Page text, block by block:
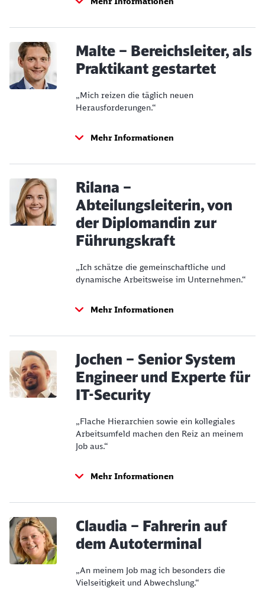
Malte – Bereichsleiter, als
Praktikant gestartet
„Mich reizen die täglich neuen
Herausforderungen.“
Mehr Informationen
Rilana –
Abteilungsleiterin, von
der Diplomandin zur
Führungskraft
„Ich schätze die gemeinschaftliche und
dynamische Arbeitsweise im Unternehmen.“
Mehr Informationen
Jochen – Senior System
Engineer und Experte für
IT-Security
„Flache Hierarchien sowie ein kollegiales
Arbeitsumfeld machen den Reiz an meinem
Job aus.“
Mehr Informationen
Claudia – Fahrerin auf
dem Autoterminal
„An meinem Job mag ich besonders die
Vielseitigkeit und Abwechslung.“
Möchten Sie zuweitergeleitet
Abbrechen Weiter